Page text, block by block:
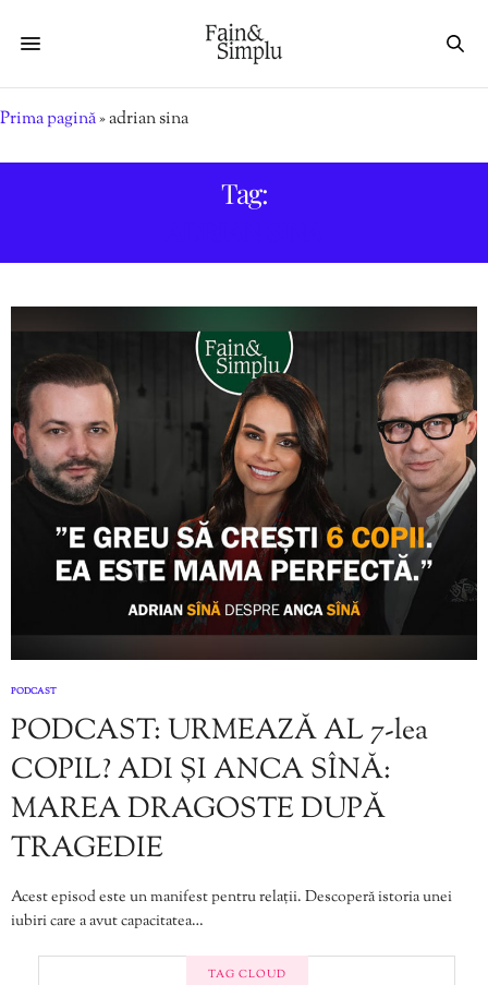
Prima pagină»adrian sina
Tag:
PODCAST
PODCAST: URMEAZĂ AL 7-lea
COPIL? ADI ȘI ANCA SÎNĂ:
MAREA DRAGOSTE DUPĂ
TRAGEDIE
Acest episod este un manifest pentru relații. Descoperă istoria unei
iubiri care a avut capacitatea…
TAG CLOUD